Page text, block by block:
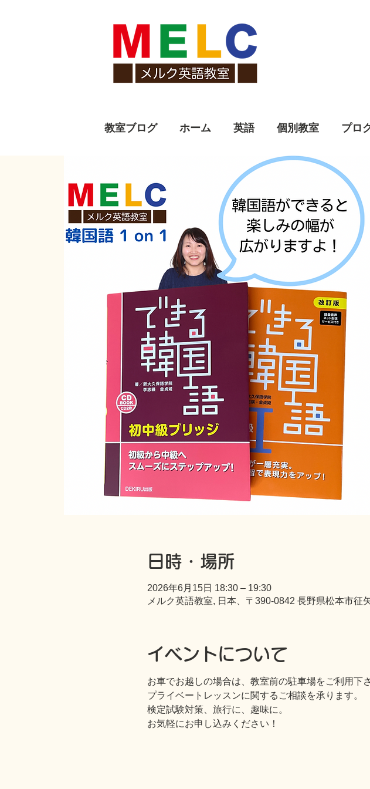
教室ブログ ホーム 英語 個別教室 プロ
日時・場所
2026年6月15日 18:30 – 19:30
メルク英語教室, 日本、〒390-0842 長野県松本市征
イベントについて
お車でお越しの場合は、教室前の駐車場をご利用下さ
プライベートレッスンに関するご相談を承ります。
検定試験対策、旅行に、趣味に。
お気軽にお申し込みください！